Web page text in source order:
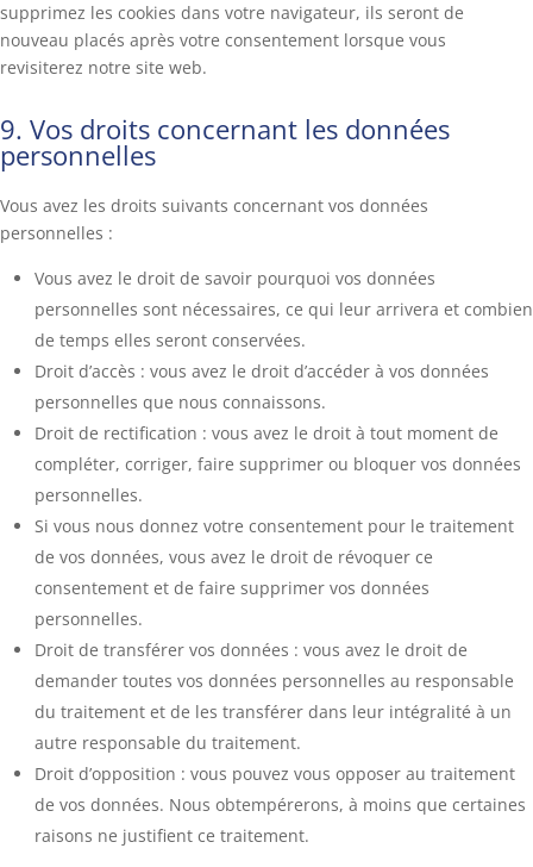
supprimez les cookies dans votre navigateur, ils seront de
nouveau placés après votre consentement lorsque vous
revisiterez notre site web.
9. Vos droits concernant les données
personnelles
Vous avez les droits suivants concernant vos données
personnelles :
Vous avez le droit de savoir pourquoi vos données
personnelles sont nécessaires, ce qui leur arrivera et combien
de temps elles seront conservées.
Droit d’accès : vous avez le droit d’accéder à vos données
personnelles que nous connaissons.
Droit de rectification : vous avez le droit à tout moment de
compléter, corriger, faire supprimer ou bloquer vos données
personnelles.
Si vous nous donnez votre consentement pour le traitement
de vos données, vous avez le droit de révoquer ce
consentement et de faire supprimer vos données
personnelles.
Droit de transférer vos données : vous avez le droit de
demander toutes vos données personnelles au responsable
du traitement et de les transférer dans leur intégralité à un
autre responsable du traitement.
Droit d’opposition : vous pouvez vous opposer au traitement
de vos données. Nous obtempérerons, à moins que certaines
raisons ne justifient ce traitement.